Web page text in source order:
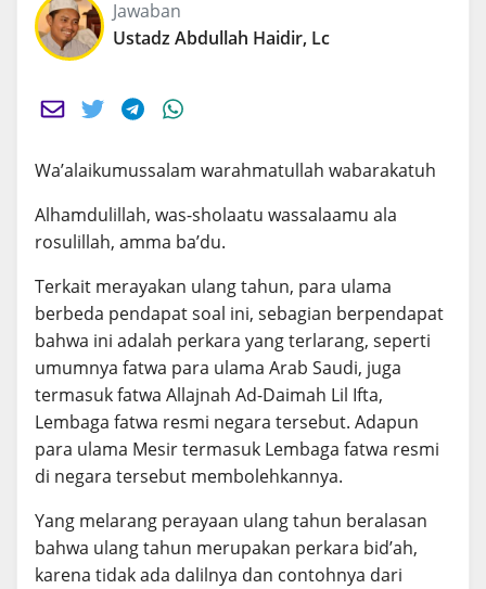
Jawaban
Ustadz Abdullah Haidir, Lc
Wa’alaikumussalam warahmatullah wabarakatuh
Alhamdulillah, was-sholaatu wassalaamu ala
rosulillah, amma ba’du.
Terkait merayakan ulang tahun, para ulama
berbeda pendapat soal ini, sebagian berpendapat
bahwa ini adalah perkara yang terlarang, seperti
umumnya fatwa para ulama Arab Saudi, juga
termasuk fatwa Allajnah Ad-Daimah Lil Ifta,
Lembaga fatwa resmi negara tersebut. Adapun
para ulama Mesir termasuk Lembaga fatwa resmi
di negara tersebut membolehkannya.
Yang melarang perayaan ulang tahun beralasan
bahwa ulang tahun merupakan perkara bid’ah,
karena tidak ada dalilnya dan contohnya dari